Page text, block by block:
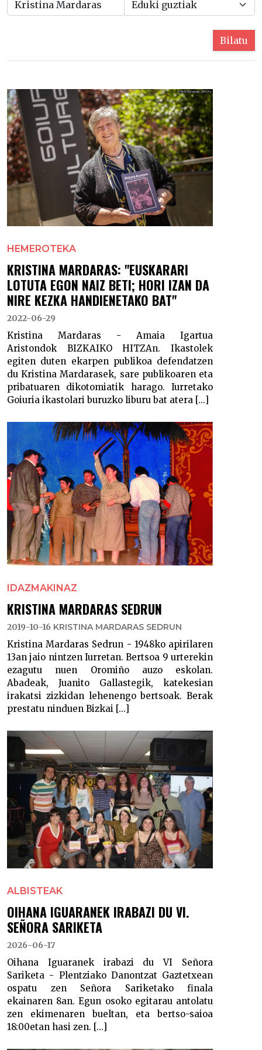
Bilatu
HEMEROTEKA
KRISTINA MARDARAS: "EUSKARARI
LOTUTA EGON NAIZ BETI; HORI IZAN DA
NIRE KEZKA HANDIENETAKO BAT"
2022-06-29
Kristina Mardaras - Amaia Igartua
Aristondok BIZKAIKO HITZAn. Ikastolek
egiten duten ekarpen publikoa defendatzen
du Kristina Mardarasek, sare publikoaren eta
pribatuaren dikotomiatik harago. Iurretako
Goiuria ikastolari buruzko liburu bat atera [...]
IDAZMAKINAZ
KRISTINA MARDARAS SEDRUN
2019-10-16 KRISTINA MARDARAS SEDRUN
Kristina Mardaras Sedrun - 1948ko apirilaren
13an jaio nintzen Iurretan. Bertsoa 9 urterekin
ezagutu nuen Oromiño auzo eskolan.
Abadeak, Juanito Gallastegik, katekesian
irakatsi zizkidan lehenengo bertsoak. Berak
prestatu ninduen Bizkai [...]
ALBISTEAK
OIHANA IGUARANEK IRABAZI DU VI.
SEÑORA SARIKETA
2026-06-17
Oihana Iguaranek irabazi du VI Señora
Sariketa - Plentziako Danontzat Gaztetxean
ospatu zen Señora Sariketako finala
ekainaren 8an. Egun osoko egitarau antolatu
zen ekimenaren bueltan, eta bertso-saioa
18:00etan hasi zen. [...]